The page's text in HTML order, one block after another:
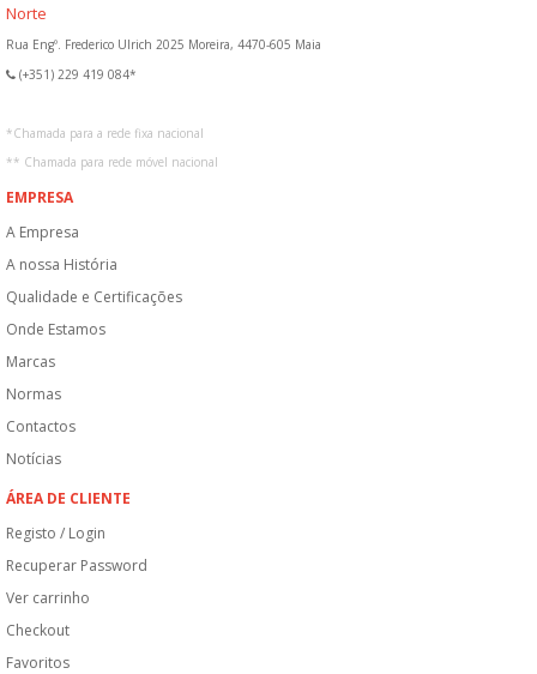
Norte
Rua Engº. Frederico Ulrich 2025 Moreira, 4470-605 Maia
(+351) 229 419 084*
*Chamada para a rede fixa nacional
** Chamada para rede móvel nacional
EMPRESA
A Empresa
A nossa História
Qualidade e Certificações
Onde Estamos
Marcas
Normas
Contactos
Notícias
ÁREA DE CLIENTE
Registo / Login
Recuperar Password
Ver carrinho
Checkout
Favoritos